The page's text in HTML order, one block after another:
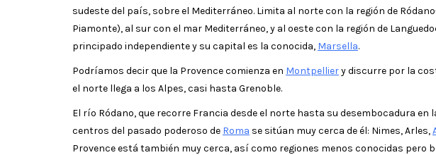
sudeste del país, sobre el Mediterráneo. Limita al norte con la región de
Piamonte), al sur con el mar Mediterráneo, y al oeste con la región de
principado independiente y su capital es la conocida, Marsella.
Podríamos decir que la Provence comienza en Montpelliery discurre por la
el norte llega a los Alpes, casi hasta Grenoble.
El río Ródano, que recorre Francia desde el norte hasta su desembocadura en
centros del pasado poderoso de Roma se sitúan muy cerca de él: Nimes, Arles,
Provence está también muy cerca, así como regiones menos conocidas pero